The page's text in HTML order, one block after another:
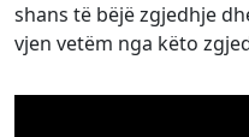
shans të bëjë zgjedhje
vjen vetëm nga këto